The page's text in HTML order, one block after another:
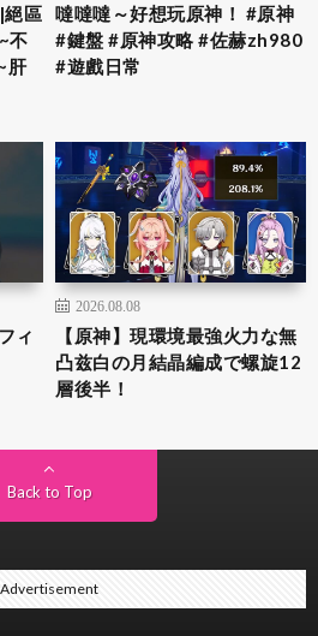
絕區
不
肝
噠噠噠～好想玩原神！ #原神
#鍵盤 #原神攻略 #佐赫zh980
#遊戲日常
ィ
2026.08.08
【原神】現環境最強火力な無
凸兹白の月結晶編成で螺旋12
層後半！
Back to Top
Advertisement